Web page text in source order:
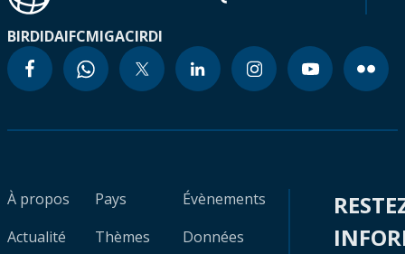
BIRDIDAIFCMIGACIRDI
À propos
Actualité
Pays
Thèmes
Évènements
Données